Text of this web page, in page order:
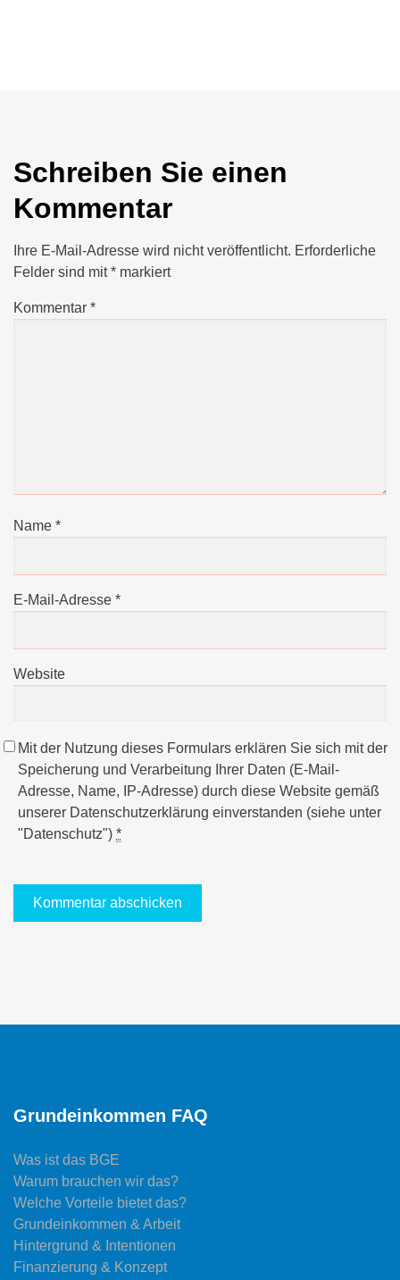
Schreiben Sie einen
Kommentar
Ihre E-Mail-Adresse wird nicht veröffentlicht. Erforderliche
Felder sind mit* markiert
Kommentar *
Name *
E-Mail-Adresse *
Website
Mit der Nutzung dieses Formulars erklären Sie sich mit der
Speicherung und Verarbeitung Ihrer Daten (E-Mail-
Adresse, Name, IP-Adresse) durch diese Website gemäß
unserer Datenschutzerklärung einverstanden (siehe unter
"Datenschutz") *
Grundeinkommen FAQ
Was ist das BGE
Warum brauchen wir das?
Welche Vorteile bietet das?
Grundeinkommen & Arbeit
Hintergrund & Intentionen
Finanzierung & Konzept